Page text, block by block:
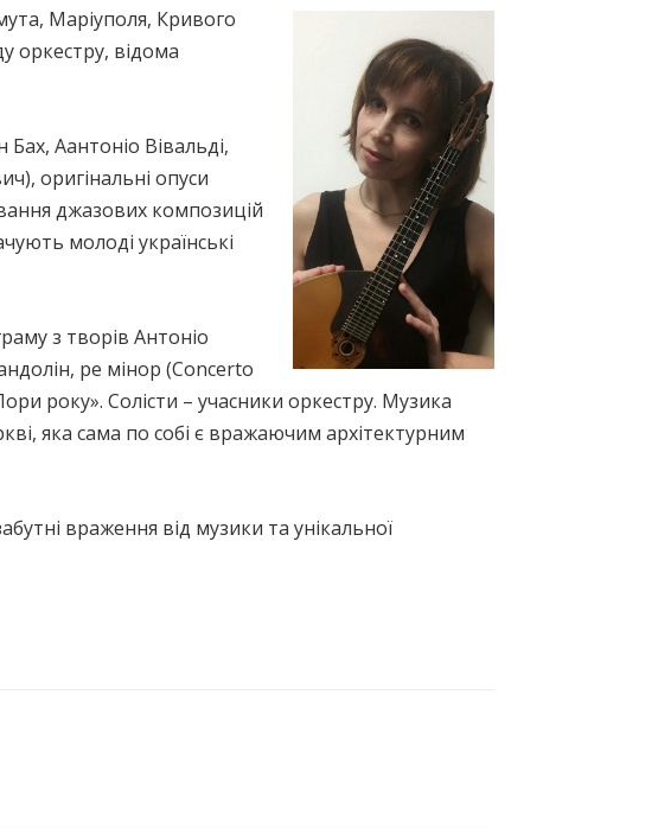
Маріуполя, Кривого
оркестру, відома
Аантоніо Вiвальдi,
оригiнальнi опуси
джазових композицiй
молоді українські
з творів Антоніо
ре мінор (Concerto
року». Солісти – учасники оркестру. Музика
яка сама по собі є вражаючим архітектурним
враження від музики та унікальної